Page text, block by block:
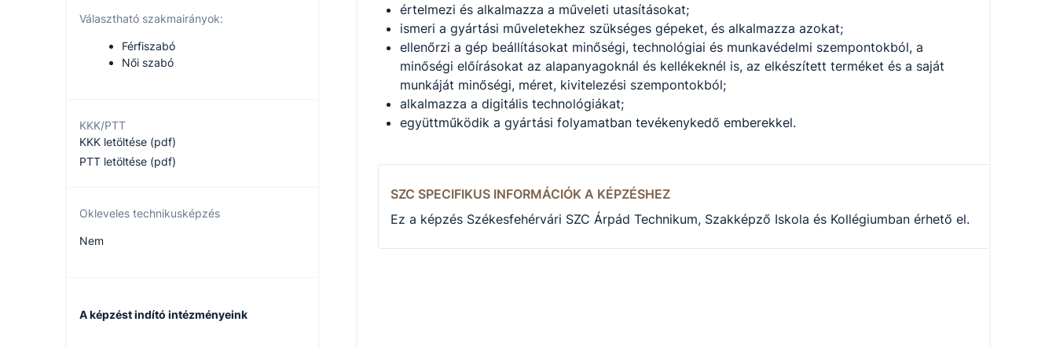
Választható szakmairányok:
Férfiszabó
Női szabó
KKK/PTT
KKK letöltése (pdf)
PTT letöltése (pdf)
Okleveles technikusképzés
Nem
A képzést indító intézményeink
értelmezi és alkalmazza a műveleti utasításokat;
ismeri a gyártási műveletekhez szükséges gépeket, és alkalmazza azokat;
ellenőrzi a gép beállításokat minőségi, technológiai és munkavédelmi szempontokból, a
minőségi előírásokat az alapanyagoknál és kellékeknél is, az elkészített terméket és a saját
munkáját minőségi, méret, kivitelezési szempontokból;
alkalmazza a digitális technológiákat;
együttműködik a gyártási folyamatban tevékenykedő emberekkel.
SZC SPECIFIKUS INFORMÁCIÓK A KÉPZÉSHEZ
Ez a képzés Székesfehérvári SZC Árpád Technikum, Szakképző Iskola és Kollégiumban érhető el.